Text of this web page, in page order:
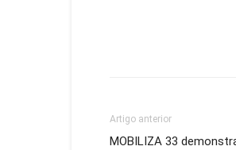
Artigo anterior
MOBILIZA 33